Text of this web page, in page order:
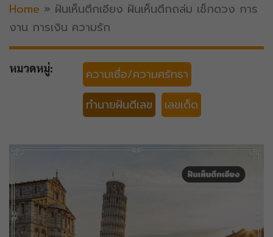
Home » ฝันเห็นตึกเอียง ฝันเห็นตึกถล่ม เช็กดวง การ
งาน การเงิน ความรัก
หมวดหมู่:
ความเชื่อ/ความศรัทธา
ทำนายฝันตีเลข
เลขเด็ด